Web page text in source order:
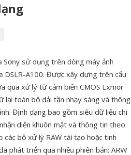
Sony sử dụng trên dòng máy ảnh
DSLR-A100. Được xây dựng trên cấu
qua xử lý từ cảm biến CMOS Exmor
lại toàn bộ dải tần nhạy sáng và thông
Định dạng bao gồm siêu dữ liệu chi
diện khuôn mặt và thông tin theo
bộ xử lý RAW tái tạo hoặc tinh
phát triển qua nhiều phiên bản: ARW